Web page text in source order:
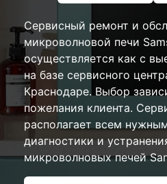
Сервисный ремонт и
микроволновой печи
осуществляется как с
на базе сервисного
Краснодаре. Выбор
пожелания клиента.
располагает всем
диагностики и
микроволновых печей